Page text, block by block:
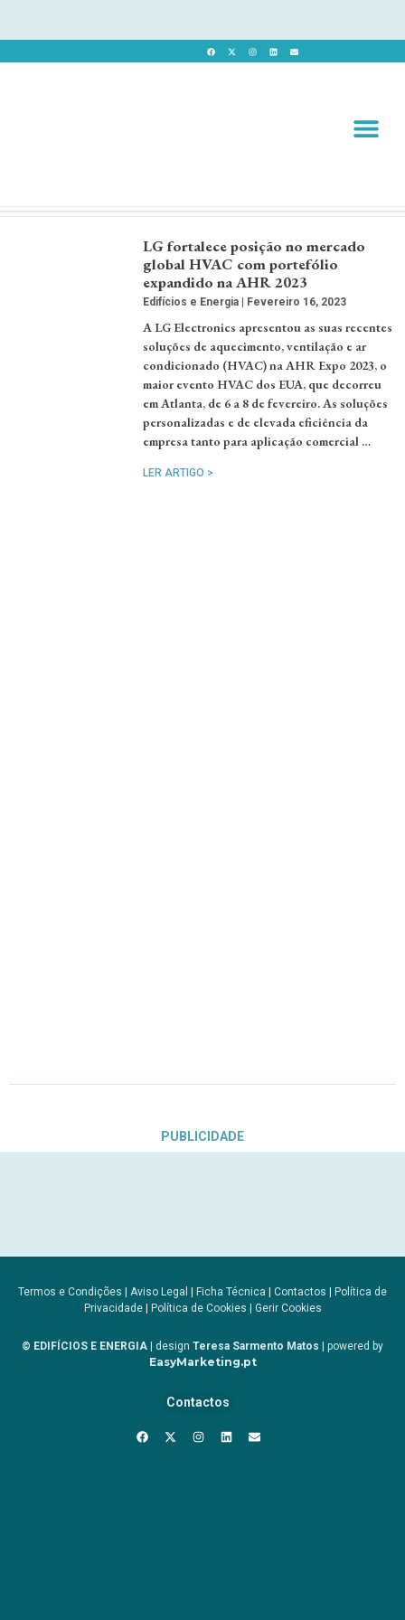
LG fortalece posição no mercado
global HVAC com portefólio
expandido na AHR 2023
Edifícios e Energia Fevereiro 16, 2023
A LG Electronics apresentou as suas recentes
soluções de aquecimento, ventilação e ar
condicionado (HVAC) na AHR Expo 2023, o
maior evento HVAC dos EUA, que decorreu
em Atlanta, de 6 a 8 de fevereiro. As soluções
personalizadas e de elevada eficiência da
empresa tanto para aplicação comercial …
LER ARTIGO >
PUBLICIDADE
Termos e Condições | Aviso Legal | Ficha Técnica | Contactos | Política de
Privacidade| Política de Cookies | Gerir Cookies
© EDIFÍCIOS E ENERGIA | design Teresa Sarmento Matos | powered by
EasyMarketing.pt
Contactos